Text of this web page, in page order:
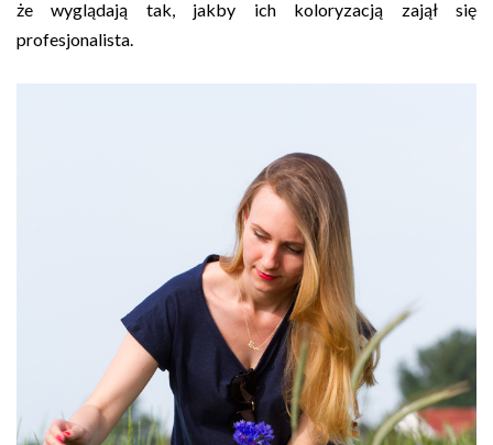
że wyglądają tak, jakby ich koloryzacją zajął się
profesjonalista.